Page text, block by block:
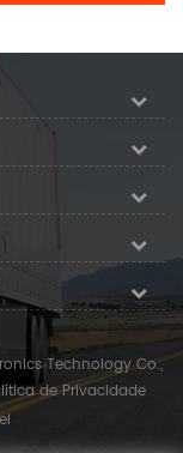
Technology Co.,
de Privacidade